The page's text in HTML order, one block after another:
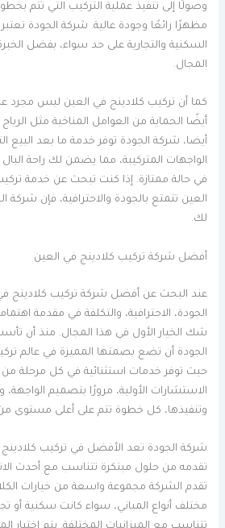
وصولًا إلى تنفيذ عملية التركيب التي تتم
مظهرًا رائعًا وجودة عالية. شركة الجودة تعتبر
السكنية والتجارية على حد سواء، بفضل
المجال.
كما أن تركيب كلادينج في العين ليس مجرد
أيضًا الحماية من العوامل المناخية مثل الرياح
أيضا، شركة الجودة توفر خدمة ما بعد البيع
الواجهات المتركيبة، مما يضمن لك راحة
في حالة ممتازة. إذا كنت تبحث عن خدمة
العين تتمتع بالجودة والاحترافية، فإن
لك.
أفضل شركة تركيب كلادينج في العين
عند البحث عن أفضل شركة تركيب كلادينج
الجودة، الاحترافية، والتكلفة في مقدمة
شك الخيار الأول في هذا المجال. منذ أن
الجودة أن تضع بصمتها المميزة في عالم
حيث توفر خدمات استثنائية في كل مرحلة
الاستشارات الأولية، مرورًا بتصميم الواجهة،
وتنفيذها، كل خطوة تتم على أعلى مستوى من
شركة الجودة تعد الأفضل في تركيب
تقدمه من حلول مبتكرة تتناسب مع أحدث
تقدم الشركة مجموعة واسعة من خيارات
مختلف أنواع المباني، سواء كانت سكنية أو